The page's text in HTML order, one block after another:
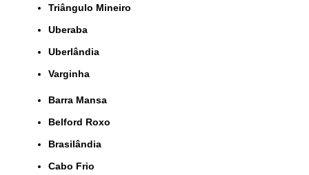
Triângulo Mineiro
Uberaba
Uberlândia
Varginha
Barra Mansa
Belford Roxo
Brasilândia
Cabo Frio